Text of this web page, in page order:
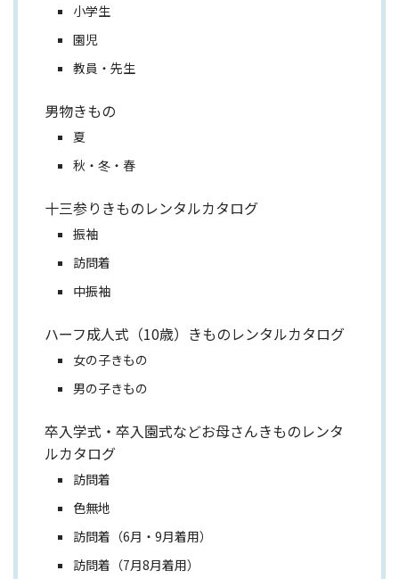
小学生
園児
教員・先生
男物きもの
夏
秋・冬・春
十三参りきものレンタルカタログ
振袖
訪問着
中振袖
ハーフ成人式（10歳）きものレンタルカタログ
女の子きもの
男の子きもの
卒入学式・卒入園式などお母さんきものレンタ
ルカタログ
訪問着
色無地
訪問着（6月・9月着用）
訪問着（7月8月着用）